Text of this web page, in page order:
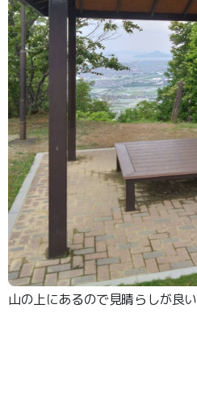
山の上にあるので見晴らしが良い